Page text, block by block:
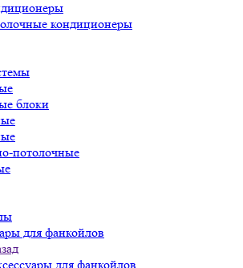
кондиционеры
блоки
потолочные
для фанкойлов
для фанкойлов